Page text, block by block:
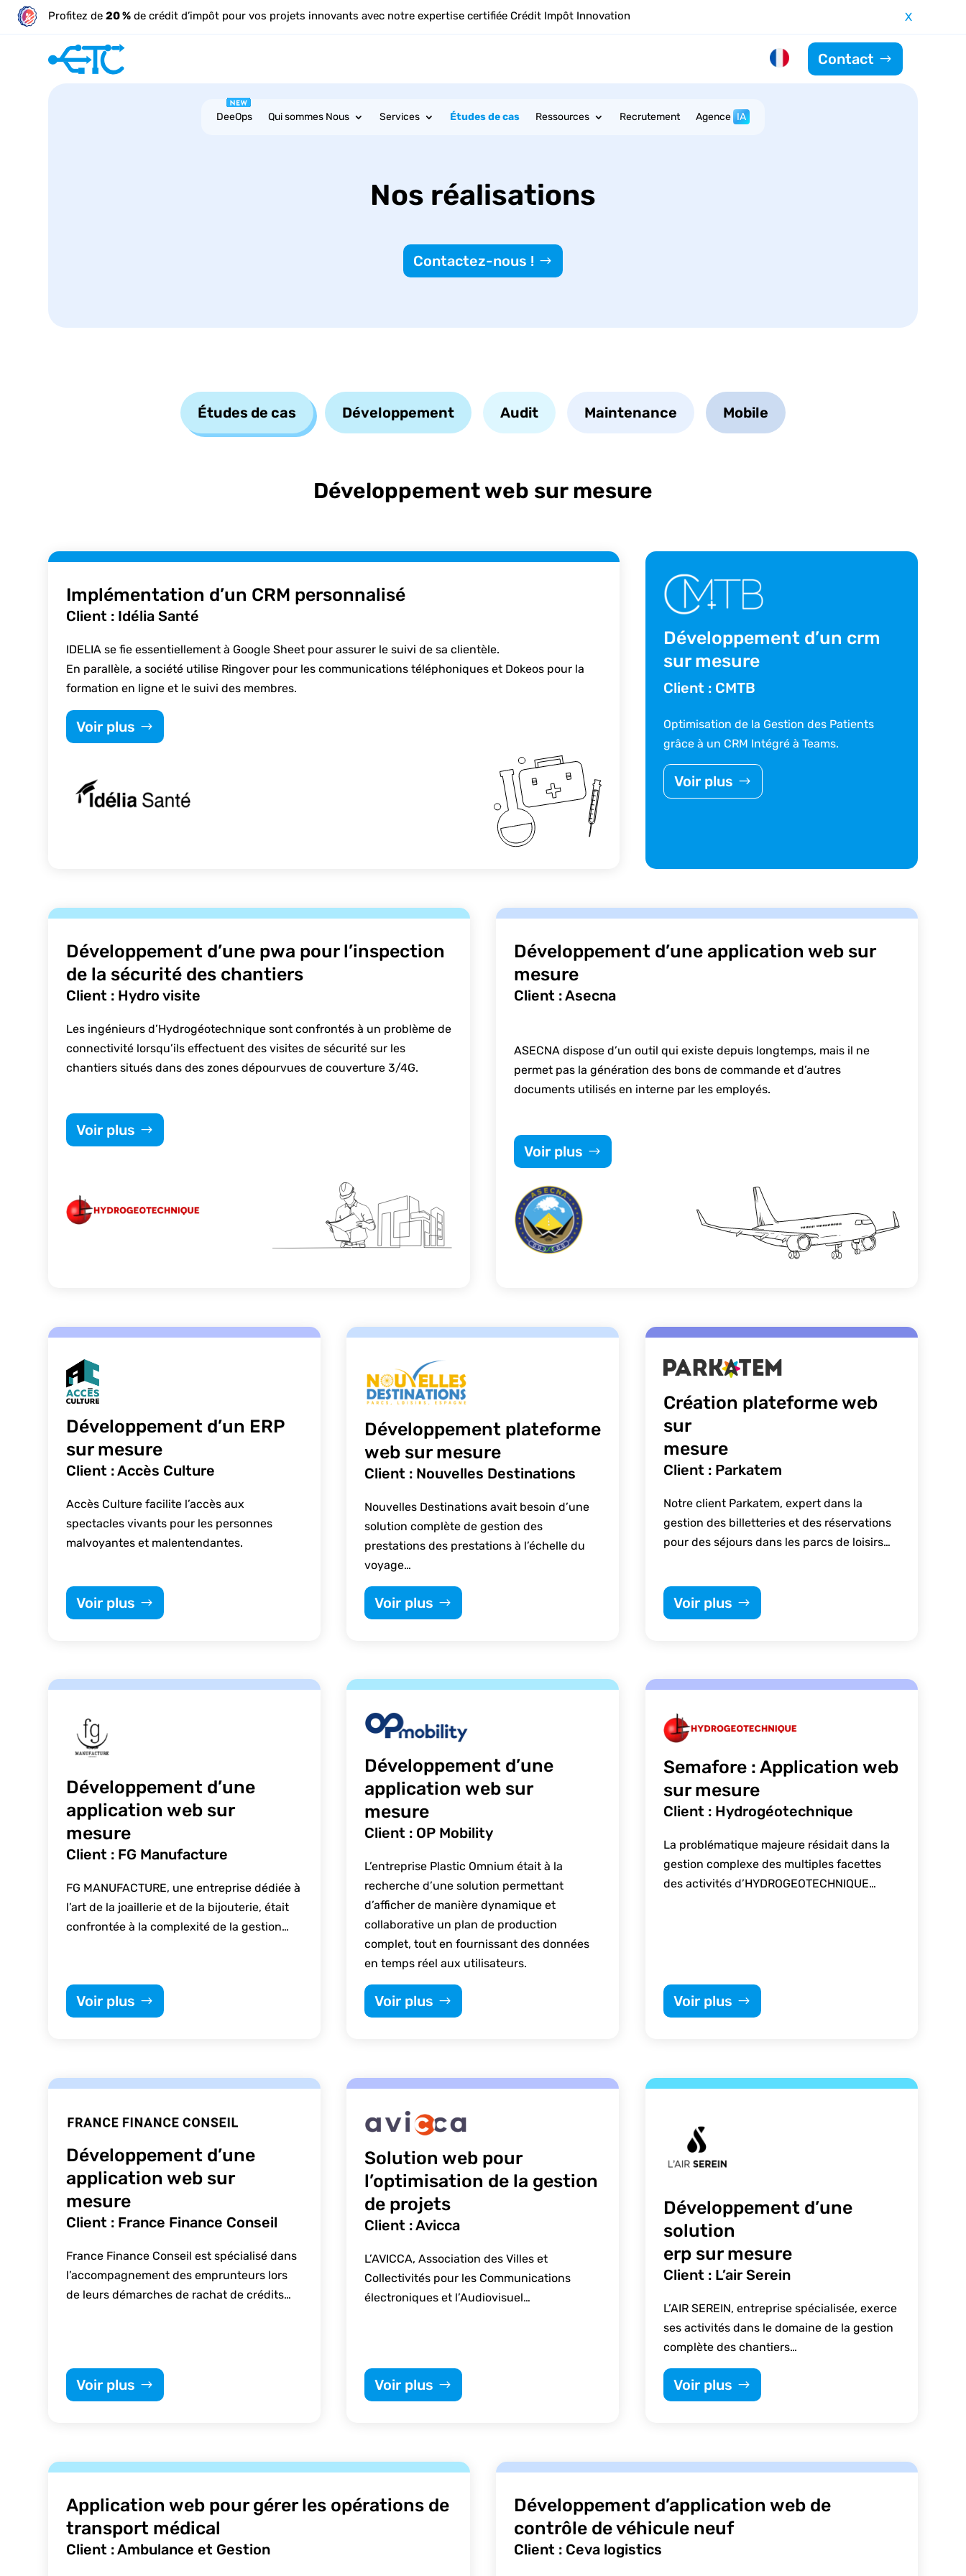
Profitez de20 % de crédit d’impôt pour vos projets innovants avec notre expertise certifiée Crédit Impôt Innovation X
Contact
DeeOps Qui sommes Nous Services Études de cas Ressources Recrutement Agence IA
Nos réalisations
Contactez-nous !
Études de cas Développement Audit Maintenance Mobile
Développement web sur mesure
Implémentation d’un CRM personnalisé
Client : Idélia Santé
IDELIA se fie essentiellement à Google Sheet pour assurer le suivi de sa clientèle.
En parallèle, a société utilise Ringover pour les communications téléphoniques et Dokeos pour la
formation en ligne et le suivi des membres.
Voir plus
Développement d’un crm
sur mesure
Client : CMTB
Optimisation de la Gestion des Patients
grâce à un CRM Intégré à Teams.
Voir plus
Développement d’une pwa pour l’inspection
de la sécurité des chantiers
Client : Hydro visite
Les ingénieurs d’Hydrogéotechnique sont confrontés à un problème de
connectivité lorsqu’ils effectuent des visites de sécurité sur les
chantiers situés dans des zones dépourvues de couverture 3/4G.
Voir plus
Développement d’une application web sur
mesure
Client : Asecna
ASECNA dispose d’un outil qui existe depuis longtemps, mais il ne
permet pas la génération des bons de commande et d’autres
documents utilisés en interne par les employés.
Voir plus
Développement d’un ERP
sur mesure
Client : Accès Culture
Accès Culture facilite l’accès aux
spectacles vivants pour les personnes
malvoyantes et malentendantes.
Voir plus
Développement plateforme
web sur mesure
Client : Nouvelles Destinations
Nouvelles Destinations avait besoin d’une
solution complète de gestion des
prestations des prestations à l’échelle du
voyage…
Voir plus
Création plateforme web
sur
mesure
Client : Parkatem
Notre client Parkatem, expert dans la
gestion des billetteries et des réservations
pour des séjours dans les parcs de loisirs…
Voir plus
Développement d’une
application web sur
mesure
Client : FG Manufacture
FG MANUFACTURE, une entreprise dédiée à
l’art de la joaillerie et de la bijouterie, était
confrontée à la complexité de la gestion…
Voir plus
Développement d’une
application web sur
mesure
Client : OP Mobility
L’entreprise Plastic Omnium était à la
recherche d’une solution permettant
d’afficher de manière dynamique et
collaborative un plan de production
complet, tout en fournissant des données
en temps réel aux utilisateurs.
Voir plus
Semafore : Application web
sur mesure
Client : Hydrogéotechnique
La problématique majeure résidait dans la
gestion complexe des multiples facettes
des activités d’HYDROGEOTECHNIQUE…
Voir plus
Développement d’une
application web sur
mesure
Client : France Finance Conseil
France Finance Conseil est spécialisé dans
l’accompagnement des emprunteurs lors
de leurs démarches de rachat de crédits…
Voir plus
Solution web pour
l’optimisation de la gestion
de projets
Client : Avicca
L’AVICCA, Association des Villes et
Collectivités pour les Communications
électroniques et l’Audiovisuel…
Voir plus
Développement d’une
solution
erp sur mesure
Client : L’air Serein
L’AIR SEREIN, entreprise spécialisée, exerce
ses activités dans le domaine de la gestion
complète des chantiers…
Voir plus
Application web pour gérer les opérations de
transport médical
Client : Ambulance et Gestion
Développement d’application web de
contrôle de véhicule neuf
Client : Ceva logistics